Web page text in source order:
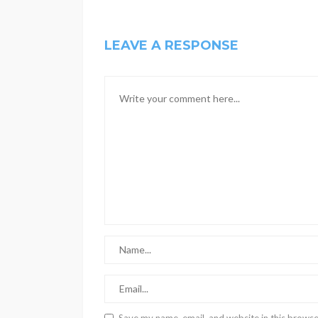
LEAVE A RESPONSE